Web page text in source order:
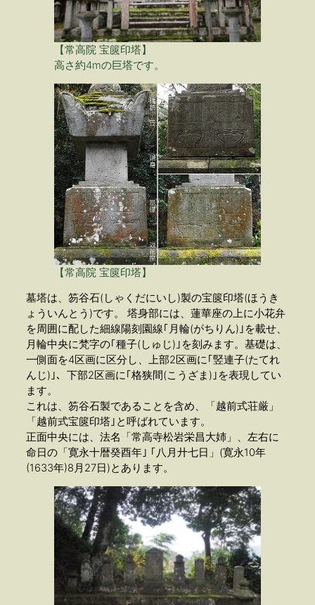
【常高院 宝篋印塔】
高さ約4mの巨塔です。
【常高院 宝篋印塔】
墓塔は、笏谷石(しゃくだにいし)製の宝篋印塔(ほうき
ょういんとう)です。 塔身部には、蓮華座の上に小花弁
を周囲に配した細線陽刻園線｢月輪(がちりん)｣を載せ、
月輪中央に梵字の｢種子(しゅじ)｣を刻みます。基礎は、
一側面を4区画に区分し、上部2区画に｢竪連子(たてれ
んじ)｣、下部2区画に｢格狭間(こうざま)｣を表現してい
ます。
これは、笏谷石製であることを含め、「越前式荘厳」
「越前式宝篋印塔｣と呼ばれています。
正面中央には、法名「常高寺松岩栄昌大姉」、左右に
命日の「寛永十暦癸酉年｣ ｢八月廾七日」(寛永10年
(1633年)8月27日)とあります。